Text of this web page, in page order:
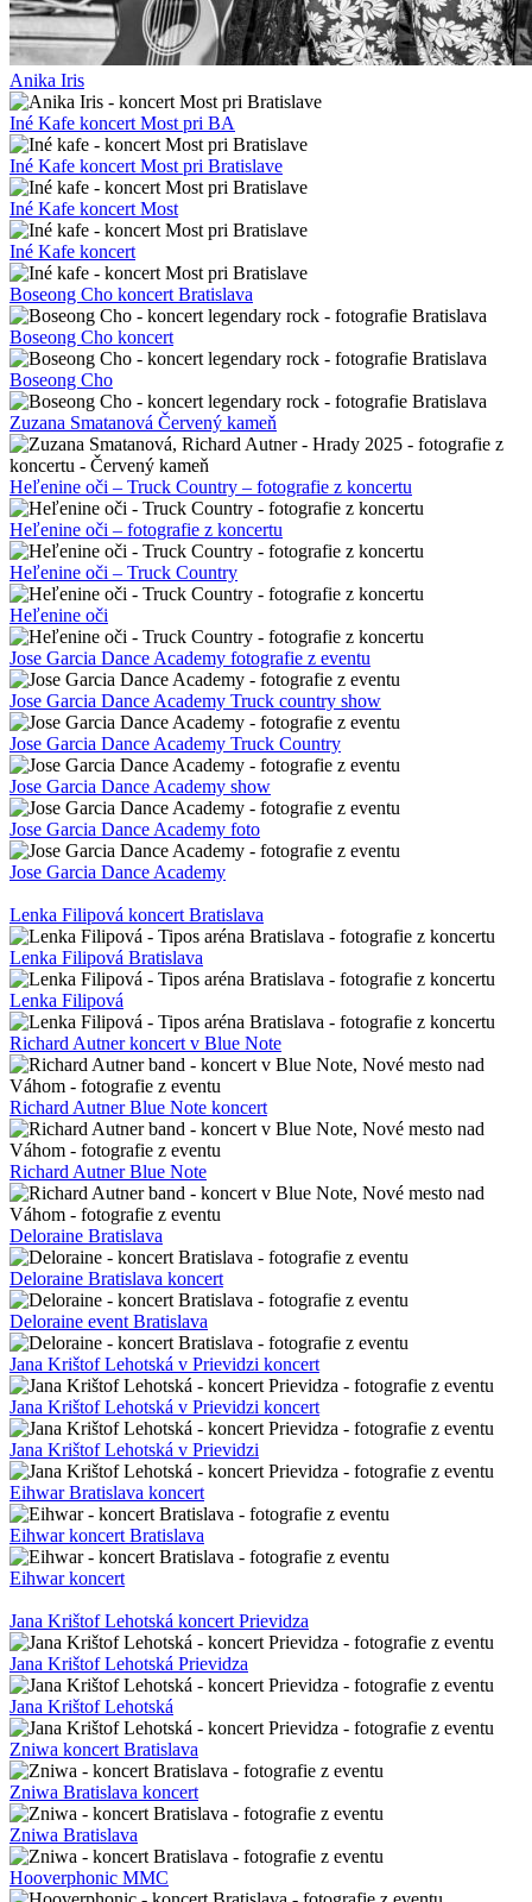
Anika Iris
Iné Kafe koncert Most pri BA
Iné Kafe koncert Most pri Bratislave
Iné Kafe koncert Most
Iné Kafe koncert
Boseong Cho koncert Bratislava
Boseong Cho koncert
Boseong Cho
Zuzana Smatanová Červený kameň
Heľenine oči – Truck Country – fotografie z koncertu
Heľenine oči – fotografie z koncertu
Heľenine oči – Truck Country
Heľenine oči
Jose Garcia Dance Academy fotografie z eventu
Jose Garcia Dance Academy Truck country show
Jose Garcia Dance Academy Truck Country
Jose Garcia Dance Academy show
Jose Garcia Dance Academy foto
Jose Garcia Dance Academy
Lenka Filipová koncert Bratislava
Lenka Filipová Bratislava
Lenka Filipová
Richard Autner koncert v Blue Note
Richard Autner Blue Note koncert
Richard Autner Blue Note
Deloraine Bratislava
Deloraine Bratislava koncert
Deloraine event Bratislava
Jana Krištof Lehotská v Prievidzi koncert
Jana Krištof Lehotská v Prievidzi koncert
Jana Krištof Lehotská v Prievidzi
Eihwar Bratislava koncert
Eihwar koncert Bratislava
Eihwar koncert
Jana Krištof Lehotská koncert Prievidza
Jana Krištof Lehotská Prievidza
Jana Krištof Lehotská
Zniwa koncert Bratislava
Zniwa Bratislava koncert
Zniwa Bratislava
Hooverphonic MMC